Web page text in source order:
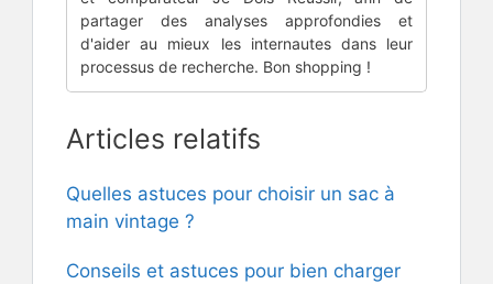
partager des analyses approfondies et
d'aider au mieux les internautes dans leur
processus de recherche. Bon shopping !
Articles relatifs
Quelles astuces pour choisir un sac à
main vintage ?
Conseils et astuces pour bien charger